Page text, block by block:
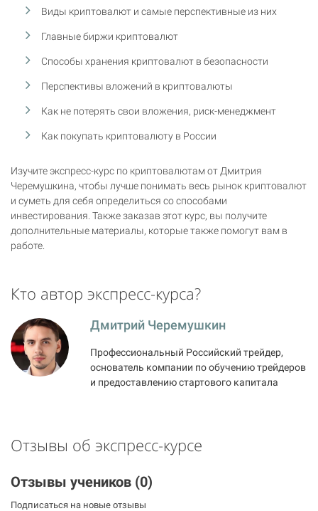
Виды криптовалют и самые перспективные из них
Главные биржи криптовалют
Способы хранения криптовалют в безопасности
Перспективы вложений в криптовалюты
Как не потерять свои вложения, риск-менеджмент
Как покупать криптовалюту в России
Изучите экспресс-курс по криптовалютам от Дмитрия
Черемушкина, чтобы лучше понимать весь рынок криптовалют
и суметь для себя определиться со способами
инвестирования. Также заказав этот курс, вы получите
дополнительные материалы, которые также помогут вам в
работе.
Кто автор экспресс-курса?
Дмитрий Черемушкин
Профессиональный Российский трейдер,
основатель компании по обучению трейдеров
и предоставлению стартового капитала
Отзывы об экспресс-курсе
Отзывы учеников (0)
Подписаться на новые отзывы